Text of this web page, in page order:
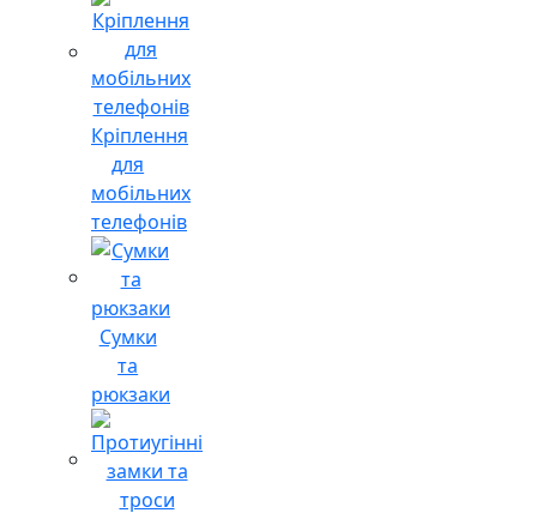
Кріплення
для
мобільних
телефонів
Сумки
та
рюкзаки